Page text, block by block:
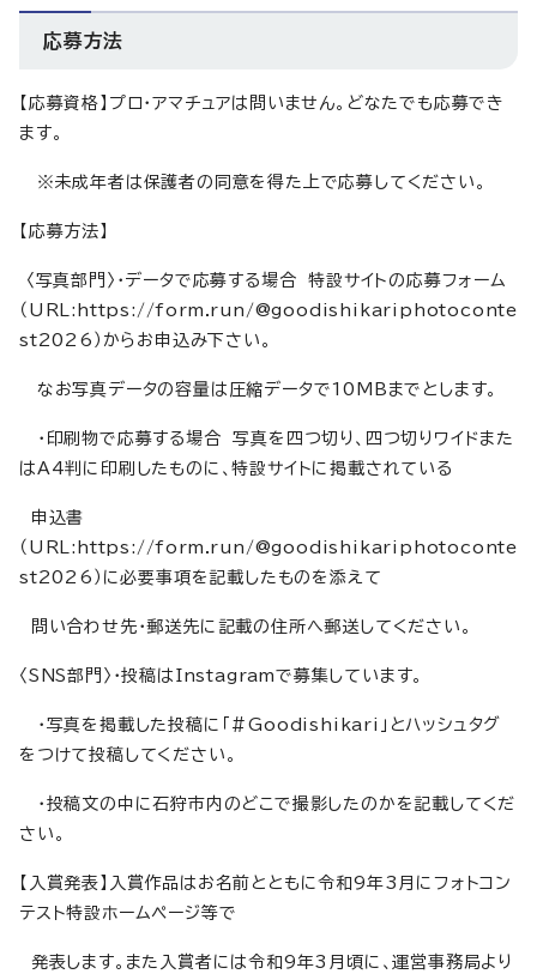
応募方法
【応募資格】プロ・アマチュアは問いません。どなたでも応募でき
ます。
※未成年者は保護者の同意を得た上で応募してください。
【応募方法】
〈写真部門〉・データで応募する場合 特設サイトの応募フォーム
（URL:https://form.run/@goodishikariphotoconte
st2026）からお申込み下さい。
なお写真データの容量は圧縮データで10MBまでとします。
・印刷物で応募する場合 写真を四つ切り、四つ切りワイドまた
はA4判に印刷したものに、特設サイトに掲載されている
申込書
（URL:https://form.run/@goodishikariphotoconte
st2026）に必要事項を記載したものを添えて
問い合わせ先・郵送先に記載の住所へ郵送してください。
〈SNS部門〉・投稿はInstagramで募集しています。
・写真を掲載した投稿に「＃Goodishikari」とハッシュタグ
をつけて投稿してください。
・投稿文の中に石狩市内のどこで撮影したのかを記載してくだ
さい。
【入賞発表】入賞作品はお名前とともに令和9年3月にフォトコン
テスト特設ホームページ等で
発表します。また入賞者には令和9年3月頃に、運営事務局より